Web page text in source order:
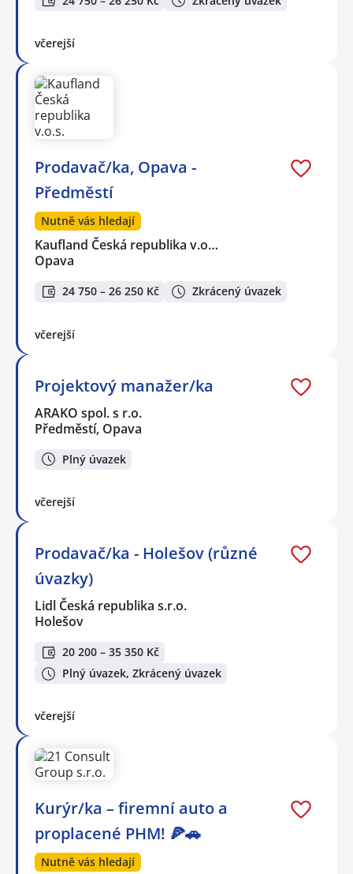
včerejší
Prodavač/ka, Opava -
Předměstí
Nutně vás hledají
Kaufland Česká republika v.o…
Opava
24 750 – 26 250 Kč Zkrácený úvazek
včerejší
Projektový manažer/ka
ARAKO spol. s r.o.
Předměstí, Opava
Plný úvazek
včerejší
Prodavač/ka - Holešov (různé
úvazky)
Lidl Česká republika s.r.o.
Holešov
20 200 – 35 350 Kč
Plný úvazek, Zkrácený úvazek
včerejší
Kurýr/ka – firemní auto a
proplacené PHM! 🍕🚗
Nutně vás hledají